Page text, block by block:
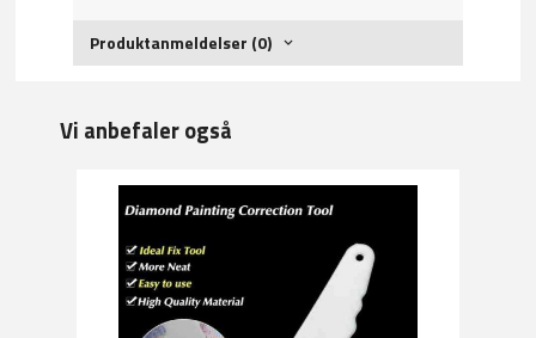
Produktanmeldelser (0)
Vi anbefaler også